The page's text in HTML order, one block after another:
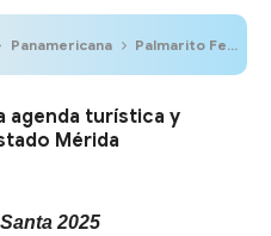
Panamericana Palmarito Fest proyecta agenda turística y gastronómica para el estado Mérida
agenda turística y
Mérida
2025